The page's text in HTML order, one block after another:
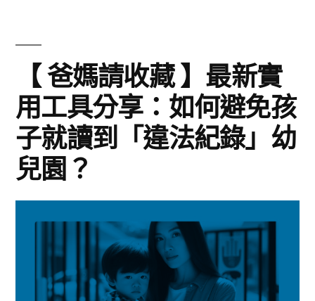
【 爸媽請收藏 】最新實
用工具分享：如何避免孩
子就讀到「違法紀錄」幼
兒園？